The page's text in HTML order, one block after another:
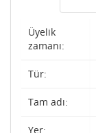
Üyelik
zamanı:
Tür:
Tam adı:
Yer: